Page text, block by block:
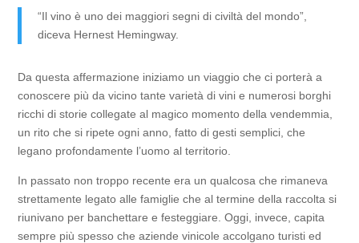
“Il vino è uno dei maggiori segni di civiltà del mondo”,
diceva Hernest Hemingway.
Da questa affermazione iniziamo un viaggio che ci porterà a
conoscere più da vicino tante varietà di vini e numerosi borghi
ricchi di storie collegate al magico momento della vendemmia,
un rito che si ripete ogni anno, fatto di gesti semplici, che
legano profondamente l’uomo al territorio.
In passato non troppo recente era un qualcosa che rimaneva
strettamente legato alle famiglie che al termine della raccolta si
riunivano per banchettare e festeggiare. Oggi, invece, capita
sempre più spesso che aziende vinicole accolgano turisti ed